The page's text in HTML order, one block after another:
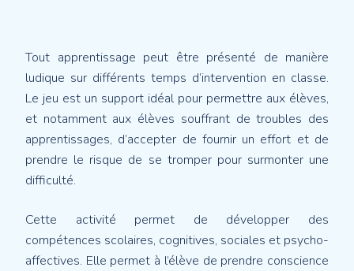
Tout apprentissage peut être présenté de manière
ludique sur différents temps d’intervention en classe.
Le jeu est un support idéal pour permettre aux élèves,
et notamment aux élèves souffrant de troubles des
apprentissages, d’accepter de fournir un effort et de
prendre le risque de se tromper pour surmonter une
difficulté.
Cette activité permet de développer des
compétences scolaires, cognitives, sociales et psycho-
affectives. Elle permet à l’élève de prendre conscience